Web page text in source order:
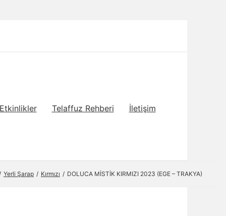
Telaffuz Rehberi İletişim
Yerli Şarap Kırmızı DOLUCA MİSTİK KIRMIZI 2023 (EGE – TRAKYA)